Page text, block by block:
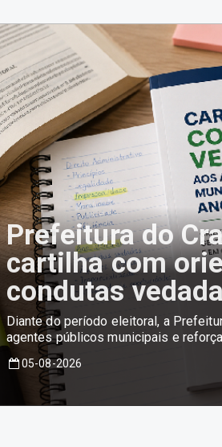
Prefeitura do
cartilha com
condutas
Diante do período eleitoral, a
agentes públicos municipais e
05-08-2026